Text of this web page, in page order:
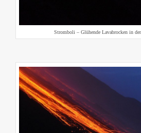
Stromboli – Glühende Lavabrocken in